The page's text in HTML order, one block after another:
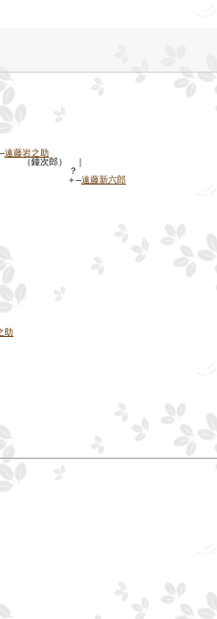
遠藤岩之助
（鐘次郎） ｜
？
娘 ＋―遠藤新六郎
助